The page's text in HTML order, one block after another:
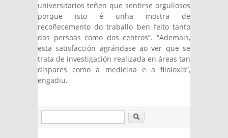
universitarios teñen que sentirse orgullosos
porque isto é unha mostra de
recoñecemento do traballo ben feito tanto
das persoas como dos centros”. “Ademais,
esta satisfacción agrándase ao ver que se
trata de investigación realizada en áreas tan
dispares como a medicina e a filoloxía”,
engadiu.
Search